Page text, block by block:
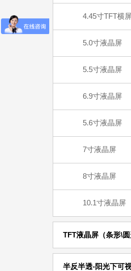
4.45寸TFT横
5.0寸液晶屏
5.5寸液晶屏
6.9寸液晶屏
5.6寸液晶屏
7寸液晶屏
8寸液晶屏
10.1寸液晶屏
TFT液晶屏（条形\圆
半反半透-阳光下可